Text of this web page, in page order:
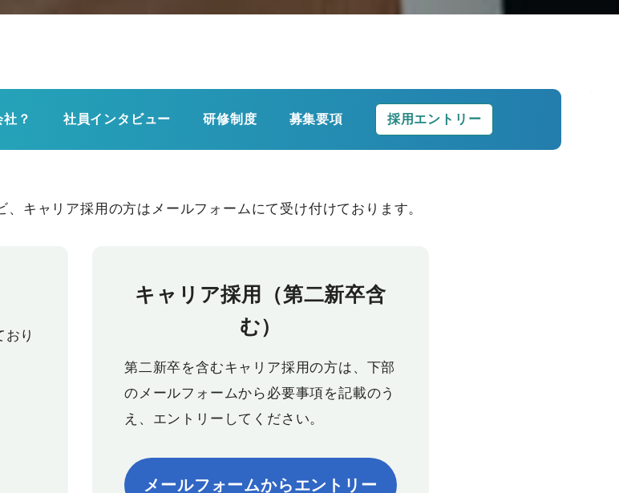
？ 社員インタビュー 研修制度 募集要項 採用エントリー
キャリア採用の方はメールフォームにて受け付けております。
り
キャリア採用（第二新卒含
む）
第二新卒を含むキャリア採用の方は、下部
のメールフォームから必要事項を記載のう
え、エントリーしてください。
メールフォームからエントリー